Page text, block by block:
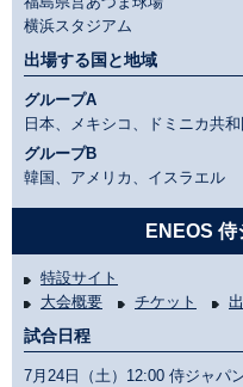
横浜スタジアム
出場する国と地域
グループA
日本、メキシコ、ドミニカ共和
グループB
韓国、アメリカ、イスラエル
ENEOS
特設サイト
大会概要
チケット
試合日程
7月24日（土）12:00 侍ジャパ